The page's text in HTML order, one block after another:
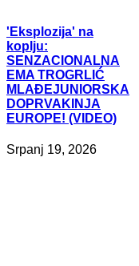
'Eksplozija' na
koplju:
SENZACIONALNA
EMA TROGRLIĆ
MLAĐEJUNIORSKA
DOPRVAKINJA
EUROPE! (VIDEO)
Srpanj 19, 2026